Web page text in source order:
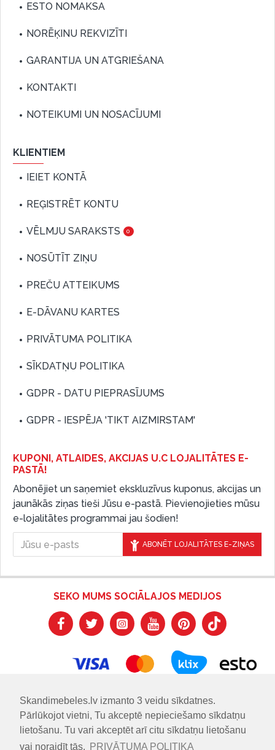
Skandimebeles.lv izmanto 3 veidu sīkdatnes.
Pārlūkojot vietni, Tu akceptē nepieciešamo sīkdatņu
lietošanu. Tu vari akceptēt arī citu sīkdatņu lietošanu
vai noraidīt tās.
PRIVĀTUMA POLITIKA
ESTO NOMAKSA
NORĒĶINU REKVIZĪTI
GARANTIJA UN ATGRIEŠANA
KONTAKTI
NOTEIKUMI UN NOSACĪJUMI
KLIENTIEM
IEIET KONTĀ
REĢISTRĒT KONTU
VĒLMJU SARAKSTS 0
NOSŪTĪT ZIŅU
PREČU ATTEIKUMS
E-DĀVANU KARTES
PRIVĀTUMA POLITIKA
SĪKDATŅU POLITIKA
GDPR - DATU PIEPRASĪJUMS
GDPR - IESPĒJA 'TIKT AIZMIRSTAM'
KUPONI, ATLAIDES, AKCIJAS U.C LOJALITĀTES E-
PASTĀ!
Abonējiet un saņemiet ekskluzīvus kuponus, akcijas un
jaunākās ziņas tieši Jūsu e-pastā. Pievienojieties mūsu
e-lojalitātes programmai jau šodien!
ABONĒT LOJALITĀTES E-ZIŅAS
SEKO MUMS SOCIĀLAJOS MEDIJOS